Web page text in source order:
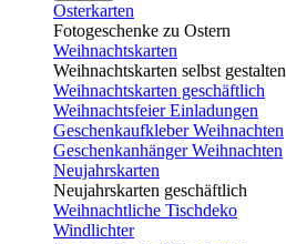
Osterkarten
Fotogeschenke zu Ostern
Weihnachtskarten
Weihnachtskarten selbst gestalten
Weihnachtskarten geschäftlich
Weihnachtsfeier Einladungen
Geschenkaufkleber Weihnachten
Geschenkanhänger Weihnachten
Neujahrskarten
Neujahrskarten geschäftlich
Weihnachtliche Tischdeko
Windlichter